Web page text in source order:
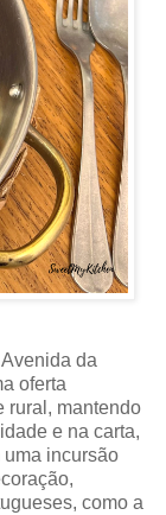
da
oferta
rural, mantendo
e na carta,
incursão
como a